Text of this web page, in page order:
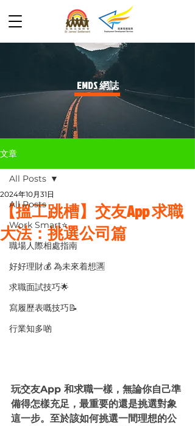
​EMDS 網誌
文章
All Posts
Work Smart⭐️
職場人際相處指南
好好理財💰 為未來着想🈵
求職面試技巧🌟
寫履歷表嘅技巧📝
行業知多啲
All Posts
【搵工跳槽】交友App 求職
大法：挑選公司篇
2024年10月31日
玩交友App 和求職一樣，無論你自己準
備得怎樣充足，最重要的還是挑選對象
這一步。至於該如何挑選一間理想的公